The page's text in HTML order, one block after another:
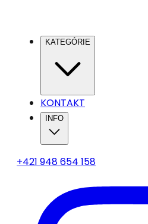
KATEGÓRIE
KONTAKT
INFO
+421 948 654 158